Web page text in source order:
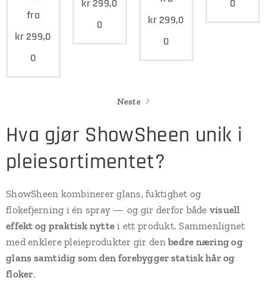
fra
kr 299,0
0
kr 299,0
0
kr 299,0
0
0
Neste
Hva gjør ShowSheen unik i
pleiesortimentet?
ShowSheen kombinerer glans, fuktighet og
flokefjerning i én spray — og gir derfor både visuell
effekt og praktisk nytte i ett produkt. Sammenlignet
med enklere pleieprodukter gir denbedre næring og
glans samtidig som den forebygger statisk hår og
floker.